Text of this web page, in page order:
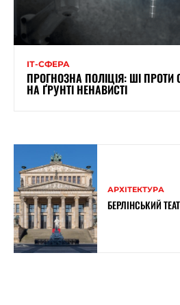
ІТ-СФЕРА
ПРОГНОЗНА ПОЛІЦІЯ: ШІ
НА ҐРУНТІ НЕНАВИСТІ
АРХІТЕКТУРА
БЕРЛІНСЬКИЙ